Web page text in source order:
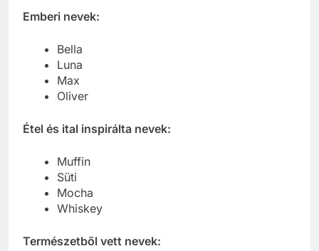
Emberi nevek:
Bella
Luna
Max
Oliver
Étel és ital inspirálta nevek:
Muffin
Süti
Mocha
Whiskey
Természetből vett nevek: